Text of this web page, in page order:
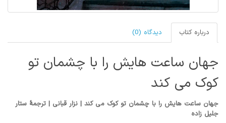
درباره کتاب دیدگاه (0)
جهان ساعت هایش را با چشمان تو
کوک می کند
جهان ساعت هایش را با چشمان تو کوک می کند | نزار قبانی | ترجمۀ ستار
جلیل زاده